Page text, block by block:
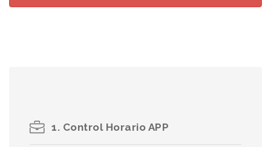
1. Control Horario APP